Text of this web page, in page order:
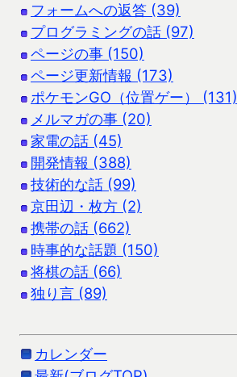
フォームへの返答 (39)
プログラミングの話 (97)
ページの事 (150)
ページ更新情報 (173)
ポケモンGO（位置ゲー） (131)
メルマガの事 (20)
家電の話 (45)
開発情報 (388)
技術的な話 (99)
京田辺・枚方 (2)
携帯の話 (662)
時事的な話題 (150)
将棋の話 (66)
独り言 (89)
カレンダー